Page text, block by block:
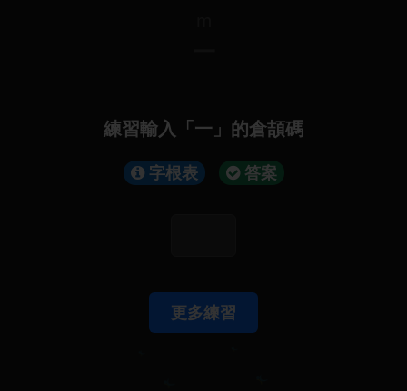
練習輸入「一」的倉頡碼
字根表 答案
更多練習